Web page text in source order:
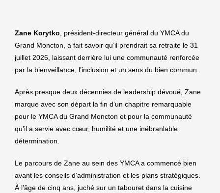
Zane Korytko, président-directeur général du YMCA du
Grand Moncton, a fait savoir qu’il prendrait sa retraite le 31
juillet 2026, laissant derrière lui une communauté renforcée
par la bienveillance, l’inclusion et un sens du bien commun.
Après presque deux décennies de leadership dévoué, Zane
marque avec son départ la fin d’un chapitre remarquable
pour le YMCA du Grand Moncton et pour la communauté
qu’il a servie avec cœur, humilité et une inébranlable
détermination.
Le parcours de Zane au sein des YMCA a commencé bien
avant les conseils d’administration et les plans stratégiques.
À l’âge de cinq ans, juché sur un tabouret dans la cuisine